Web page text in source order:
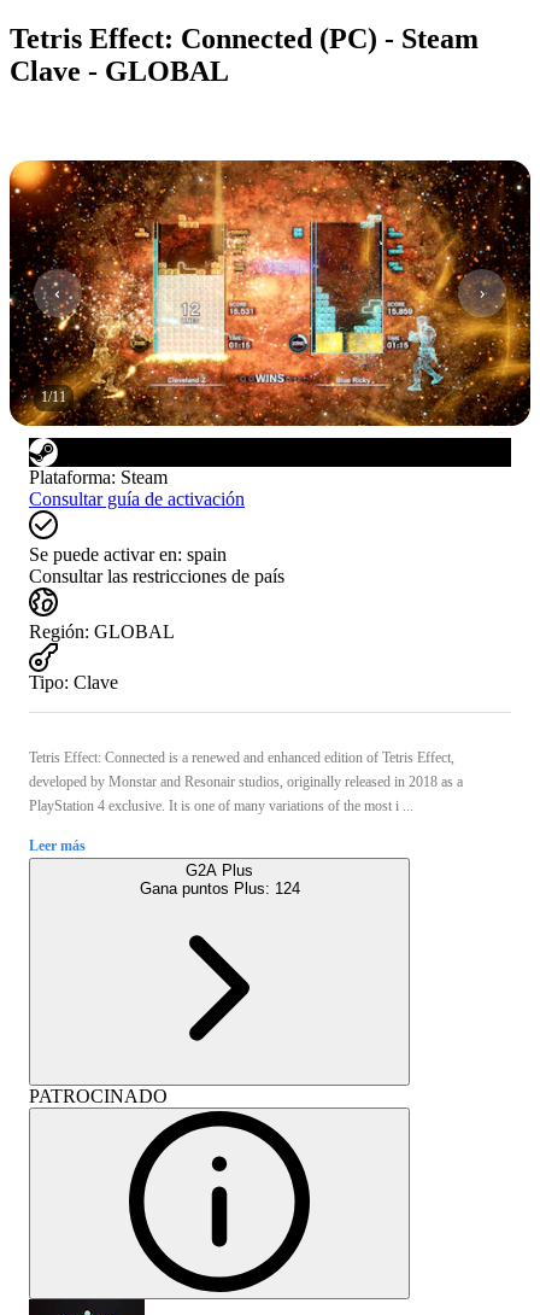
Tetris Effect: Connected (PC) - Steam
Clave - GLOBAL
1/11
Plataforma: Steam
Consultar guía de activación
Se puede activar en: spain
Consultar las restricciones de país
Región: GLOBAL
Tipo: Clave
Tetris Effect: Connected is a renewed and enhanced edition of Tetris Effect,
developed by Monstar and Resonair studios, originally released in 2018 as a
PlayStation 4 exclusive. It is one of many variations of the most i ...
Leer más
G2A Plus
Gana puntos Plus: 124
PATROCINADO